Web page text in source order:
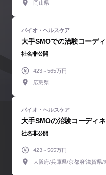
岡山県
大手SMOでの治験コーデ
社名非公開
423～565万円
広島県
大手SMOの治験コーディ
社名非公開
423～565万円
大阪府/兵庫県/京都府/滋賀県/